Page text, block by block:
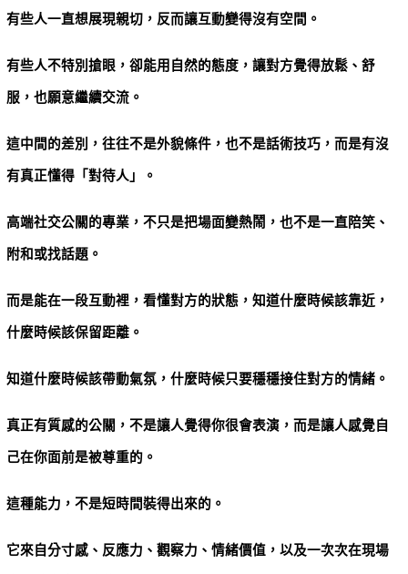
有些人一直想展現親切，反而讓互動變得沒有空間。
有些人不特別搶眼，卻能用自然的態度，讓對方覺得放鬆、舒
服，也願意繼續交流。
這中間的差別，往往不是外貌條件，也不是話術技巧，而是有沒
有真正懂得「對待人」。
高端社交公關的專業，不只是把場面變熱鬧，也不是一直陪笑、
附和或找話題。
而是能在一段互動裡，看懂對方的狀態，知道什麼時候該靠近，
什麼時候該保留距離。
知道什麼時候該帶動氣氛，什麼時候只要穩穩接住對方的情緒。
真正有質感的公關，不是讓人覺得你很會表演，而是讓人感覺自
己在你面前是被尊重的。
這種能力，不是短時間裝得出來的。
它來自分寸感、反應力、觀察力、情緒價值，以及一次次在現場